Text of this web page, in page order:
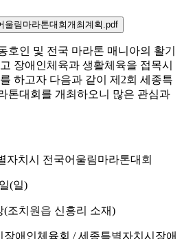
울림마라톤대회개최계획.pdf
호인 및 전국 마라톤 매니아의 활기
장애인체육과 생활체육을 접목시
하고자 다음과 같이 제2회 세종특
톤대회를 개최하오니 많은 관심과
자치시 전국어울림마라톤대회
일(일)
(조치원읍 신흥리 소재)
애인체육회 /세종특별자치시장애